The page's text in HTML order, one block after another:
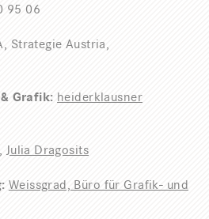
95 06
, Strategie Austria,
Grafik: heiderklausner
, Julia Dragosits
Weissgrad, Büro für Grafik- und